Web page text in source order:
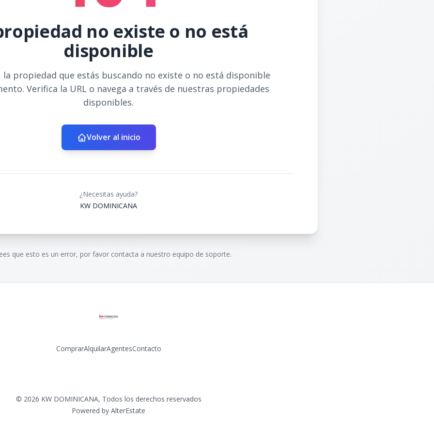
no existe o no está
disponible
propiedad que estás buscando no existe o no está disponible
Verifica la URL o navega a través de nuestras propiedades
disponibles.
Volver al inicio
¿Necesitas ayuda?
KW DOMINICANA
que esto es un error, por favor contacta a nuestro equipo de soporte.
ComprarAlquilarAgentesContacto
© 2026 KW DOMINICANA, Todos los derechos reservados
Powered by AlterEstate